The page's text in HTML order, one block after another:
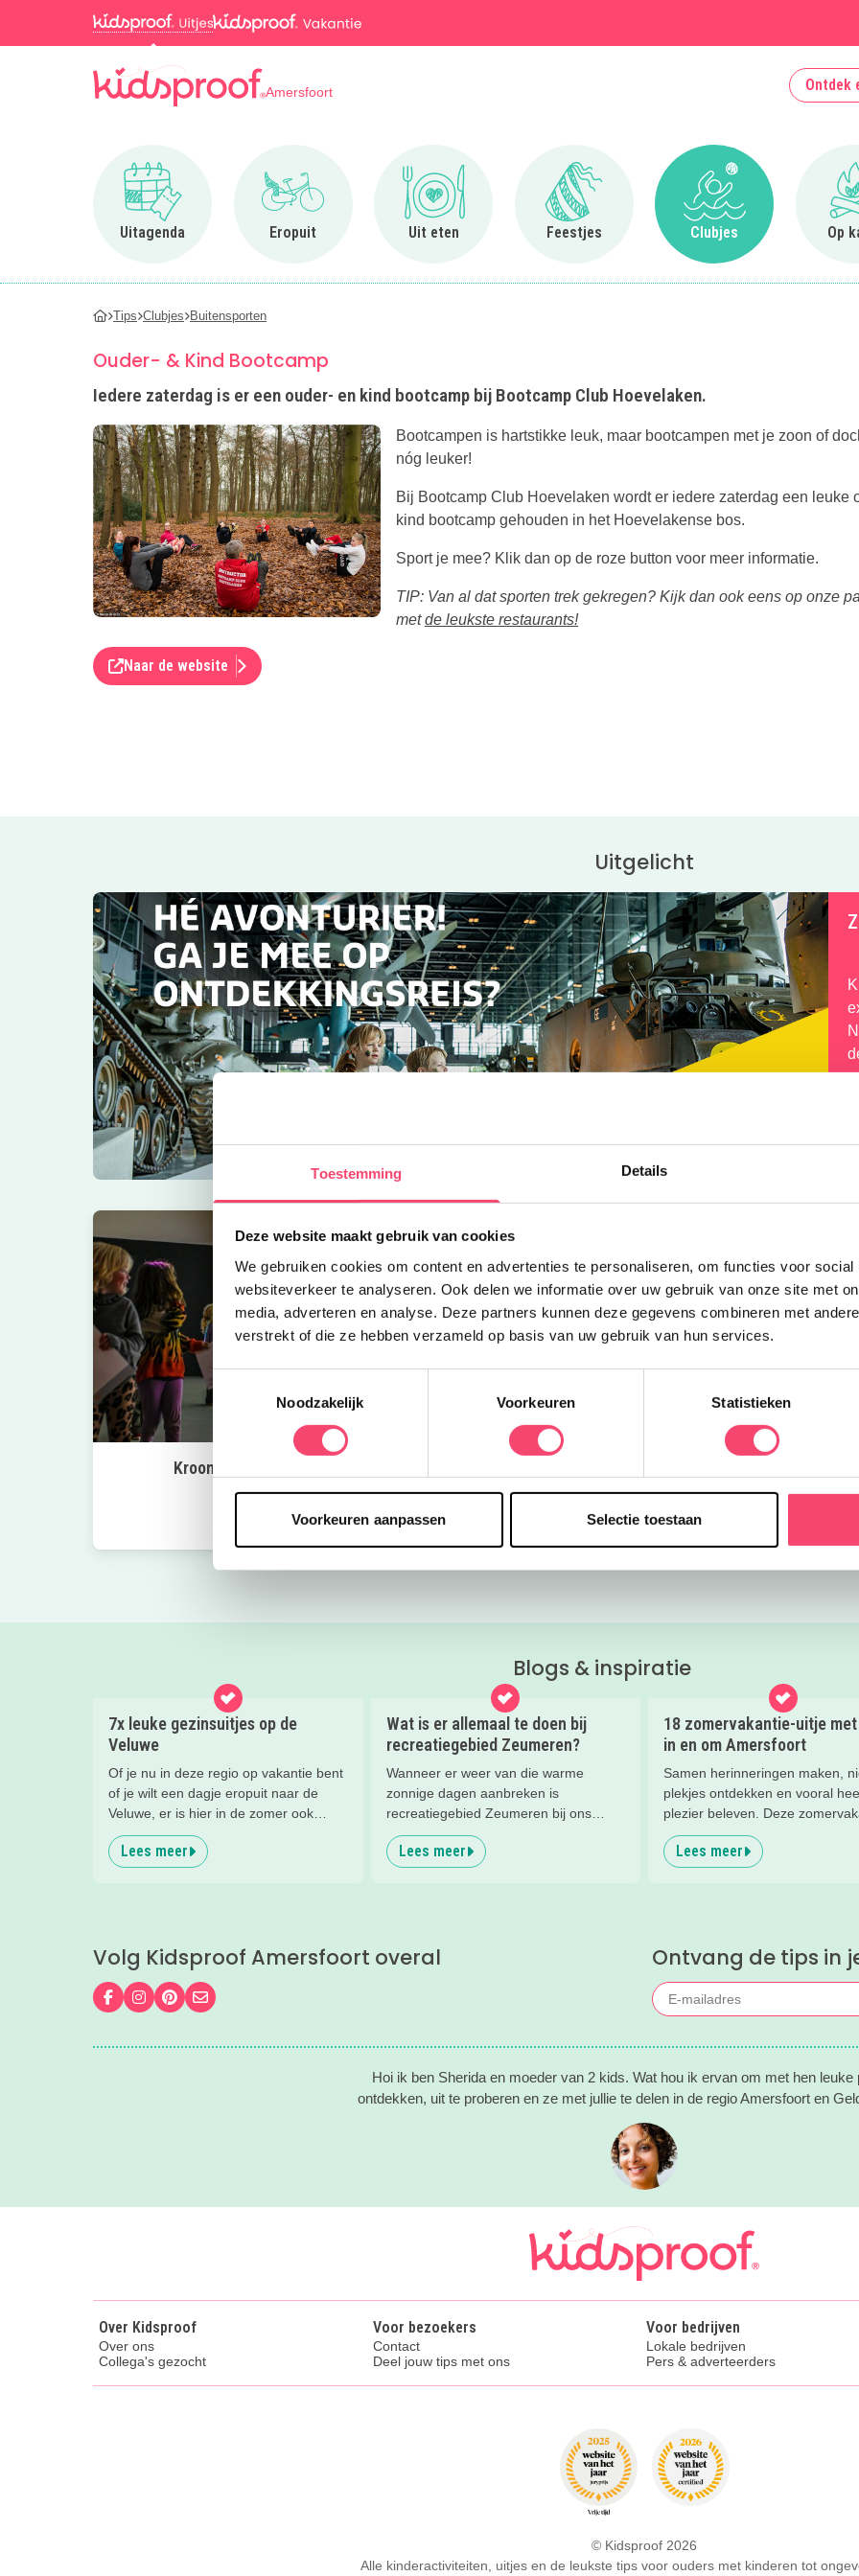
Toestemming Details
Deze website maakt gebruik van cookies
We gebruiken cookies om content en advertenties te personaliseren, om functies voor social
websiteverkeer te analyseren. Ook delen we informatie over uw gebruik van onze site met
media, adverteren en analyse. Deze partners kunnen deze gegevens combineren met
verstrekt of die ze hebben verzameld op basis van uw gebruik van hun services.
Toestemmingsselectie
Noodzakelijk
Voorkeuren Statistieken
Voorkeuren aanpassen Selectie toestaan
Amersfoort Ontdek
Uitagenda
Ga naar Uitagenda
Eropuit
Ga naar Eropuit
Uit eten
Ga naar Uit eten
Feestjes
Ga naar Feestjes
Clubjes
Ga naar Clubjes
Op
Tips Clubjes Buitensporten
Ouder- & Kind Bootcamp
Iedere zaterdag is er een ouder- en kind bootcamp bij Bootcamp Club Hoevelaken.
Bootcampen is hartstikke leuk, maar bootcampen met je zoon of
nóg leuker!
Bij Bootcamp Club Hoevelaken wordt er iedere zaterdag een leuke
kind bootcamp gehouden in het Hoevelakense bos.
Sport je mee? Klik dan op de roze button voor meer informatie.
TIP: Van al dat sporten trek gekregen? Kijk dan ook eens op onze
metde leukste restaurants!
Naar de website
Uitgelicht
Kroon op de taart bij CODA
Bekijk nu Bekijk nu
Blogs & inspiratie
7x leuke gezinsuitjes op de
Veluwe
Of je nu in deze regio op vakantie bent
of je wilt een dagje eropuit naar de
Veluwe, er is hier in de zomer ook
zoveel te beleven!
Lees meer
Wat is er allemaal te doen bij
recreatiegebied Zeumeren?
Wanneer er weer van die warme
zonnige dagen aanbreken is
recreatiegebied Zeumeren bij ons
favoriet. Lekker afkoelen en zwemmen
met het hele gezin. Maar wist je dat
Lees meer
18 zomervakantie-uitje
in en om Amersfoort
Samen herinneringen maken,
plekjes ontdekken en vooral
plezier beleven. Deze
zit vol leuke uitjes voor het hele
Van spetteren en spelen tot
Lees meer
Volg Kidsproof Amersfoort overal
Volg ons op Facebook
Volg ons op Instagram
Volg ons op Pinterest
Mail ons
Ontvang de tips in
Hoi ik ben Sherida en moeder van 2 kids. Wat hou ik ervan om met hen leuke
ontdekken, uit te proberen en ze met jullie te delen in de regio Amersfoort en
Over Kidsproof
Over ons
Collega's gezocht
Voor bezoekers
Contact
Deel jouw tips met ons
Voor bedrijven
Lokale bedrijven
Pers & adverteerders
© Kidsproof 2026
Alle kinderactiviteiten, uitjes en de leukste tips voor ouders met kinderen tot